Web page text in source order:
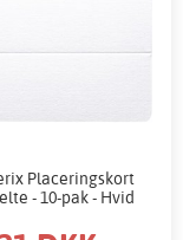
Placeringskort
- 10-pak - Hvid